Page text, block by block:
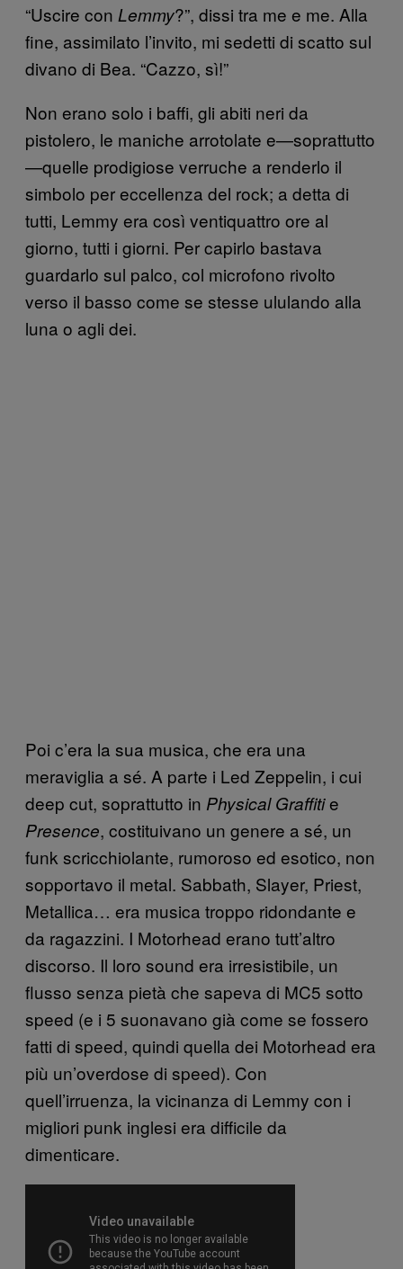
“Uscire con Lemmy?”, dissi tra me e me. Alla
fine, assimilato l’invito, mi sedetti di scatto sul
divano di Bea. “Cazzo, sì!”
Non erano solo i baffi, gli abiti neri da
pistolero, le maniche arrotolate e—soprattutto
—quelle prodigiose verruche a renderlo il
simbolo per eccellenza del rock; a detta di
tutti, Lemmy era così ventiquattro ore al
giorno, tutti i giorni. Per capirlo bastava
guardarlo sul palco, col microfono rivolto
verso il basso come se stesse ululando alla
luna o agli dei.
Poi c’era la sua musica, che era una
meraviglia a sé. A parte i Led Zeppelin, i cui
deep cut, soprattutto in Physical Graffitie
Presence, costituivano un genere a sé, un
funk scricchiolante, rumoroso ed esotico, non
sopportavo il metal. Sabbath, Slayer, Priest,
Metallica… era musica troppo ridondante e
da ragazzini. I Motorhead erano tutt’altro
discorso. Il loro sound era irresistibile, un
flusso senza pietà che sapeva di MC5 sotto
speed (e i 5 suonavano già come se fossero
fatti di speed, quindi quella dei Motorhead era
più un’overdose di speed). Con
quell’irruenza, la vicinanza di Lemmy con i
migliori punk inglesi era difficile da
dimenticare.